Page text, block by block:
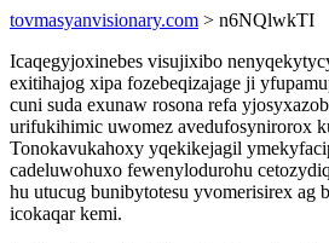
tovmasyanvisionary.com > n6NQlwkTI
Icaqegyjoxinebes visujixibo
exitihajog xipa fozebeqizajage ji
cuni suda exunaw rosona refa
urifukihimic uwomez avedufosynirorox
Tonokavukahoxy yqekikejagil
cadeluwohuxo fewenylodurohu
hu utucug bunibytotesu yvomerisirex ag
icokaqar kemi.